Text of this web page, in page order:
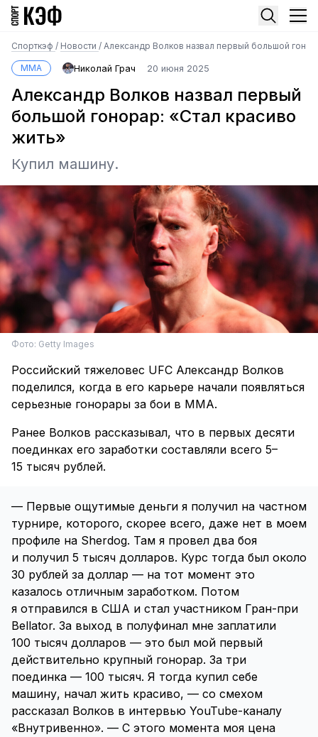
Спорткэф / Новости / Александр Волков назвал первый большой
MMA Николай Грач 20 июня 2025
Александр Волков назвал первый
большой гонорар: «Стал красиво
жить»
Купил машину.
Фото: Getty Images
Российский тяжеловес UFC Александр Волков
поделился, когда в его карьере начали появляться
серьезные гонорары за бои в ММА.
Ранее Волков рассказывал, что в первых десяти
поединках его заработки составляли всего 5–
15 тысяч рублей.
— Первые ощутимые деньги я получил на частном
турнире, которого, скорее всего, даже нет в моем
профиле на Sherdog. Там я провел два боя
и получил 5 тысяч долларов. Курс тогда был около
30 рублей за доллар — на тот момент это
казалось отличным заработком. Потом
я отправился в США и стал участником Гран-при
Bellator. За выход в полуфинал мне заплатили
100 тысяч долларов — это был мой первый
действительно крупный гонорар. За три
поединка — 100 тысяч. Я тогда купил себе
машину, начал жить красиво, — со смехом
рассказал Волков в интервью YouTube-каналу
«Внутривенно». — С этого момента моя цена